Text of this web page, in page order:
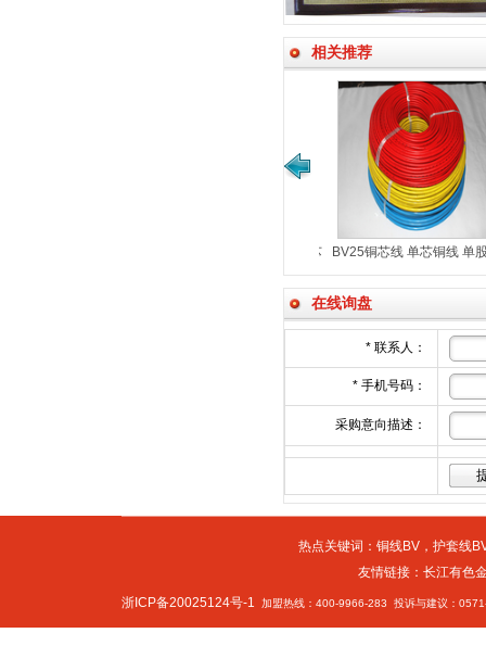
相关推荐
超六类网线（CAT-6E)室内外
永通中策ZR-RVS2×2.5平
燃双绞线花线
ZR-RVS2×2.5平方
在线询盘
* 联系人：
* 手机号码：
采购意向描述：
热点关键词： 铜线BV， 护套线
友情链接： 长江有色
浙ICP备20025124号-1
加盟热线：400-9966-283 投诉与建议：